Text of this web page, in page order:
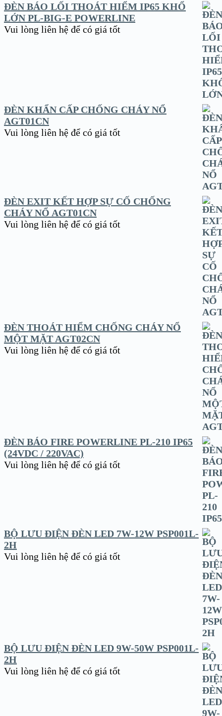
ĐÈN BÁO LỐI THOÁT HIỂM IP65 KHỔ
LỚN PL-BIG-E POWERLINE
Vui lòng liên hệ để có giá tốt
ĐÈN KHẨN CẤP CHỐNG CHÁY NỔ
AGT01CN
Vui lòng liên hệ để có giá tốt
ĐÈN EXIT KẾT HỢP SỰ CỐ CHỐNG
CHÁY NỔ AGT01CN
Vui lòng liên hệ để có giá tốt
ĐÈN THOÁT HIỂM CHỐNG CHÁY NỔ
MỘT MẶT AGT02CN
Vui lòng liên hệ để có giá tốt
ĐÈN BÁO FIRE POWERLINE PL-210 IP65
(24VDC / 220VAC)
Vui lòng liên hệ để có giá tốt
BỘ LƯU ĐIỆN ĐÈN LED 7W-12W PSP001L-
2H
Vui lòng liên hệ để có giá tốt
BỘ LƯU ĐIỆN ĐÈN LED 9W-50W PSP001L-
2H
Vui lòng liên hệ để có giá tốt